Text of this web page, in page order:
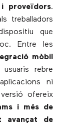
proveïdors.
treballadors
que
Entre les
mòbil
rebre
ni
ofereix
i més de
avançat de